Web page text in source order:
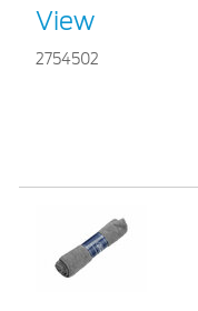
View
2754502